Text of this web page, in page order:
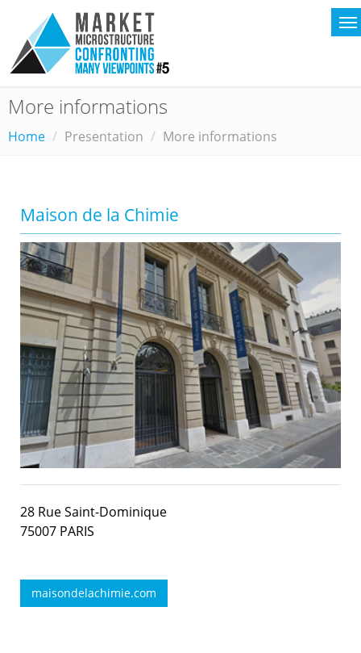
More informations
Home Presentation More informations
Maison de la Chimie
28 Rue Saint-Dominique
75007 PARIS
maisondelachimie.com